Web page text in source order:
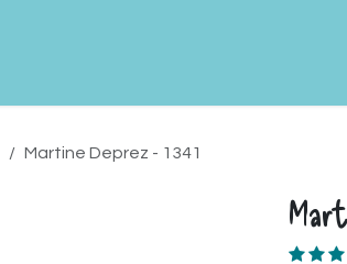
Martine Deprez - 1341